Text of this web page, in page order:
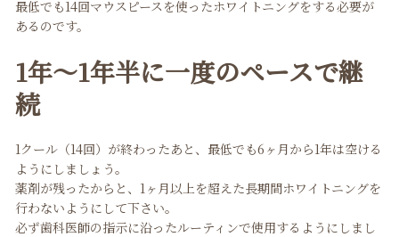
最低でも14回マウスピースを使ったホワイトニングをする必要が
あるのです。
1年〜1年半に一度のペースで継
続
1クール（14回）が終わったあと、最低でも6ヶ月から1年は空ける
ようにしましょう。
薬剤が残ったからと、1ヶ月以上を超えた長期間ホワイトニングを
行わないようにして下さい。
必ず歯科医師の指示に沿ったルーティンで使用するようにしまし